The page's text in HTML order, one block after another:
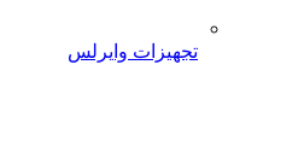
تجهیزات وایرلس